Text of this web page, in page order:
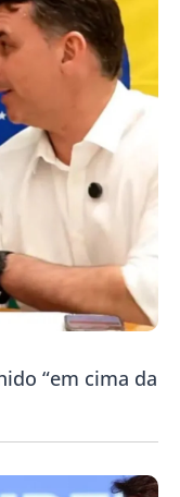
“em cima da